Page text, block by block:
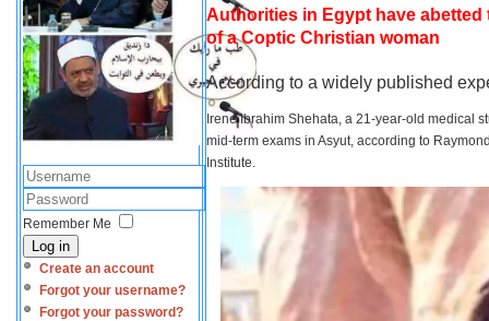
Remember Me
Log in
Create an account
Forgot your username?
Forgot your password?
Authorities in Egypt have
of a Coptic Christian woman
According to a widely published
Irene Ibrahim Shehata, a 21-year-old medical
mid-term exams in Asyut, according to
Institute.